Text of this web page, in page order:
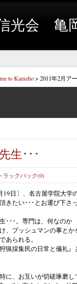
光会 亀
to Kameho> 2011年2月ア
生･･･
ラックバック(0)
日〕、名古屋学院大学
きたい･･･とお運び下さ
･･･。専門は、何なのか
、ブッシュマンの事とか
あられる。
猟採集民の日常と儀礼』
に、お互いが切磋琢磨し